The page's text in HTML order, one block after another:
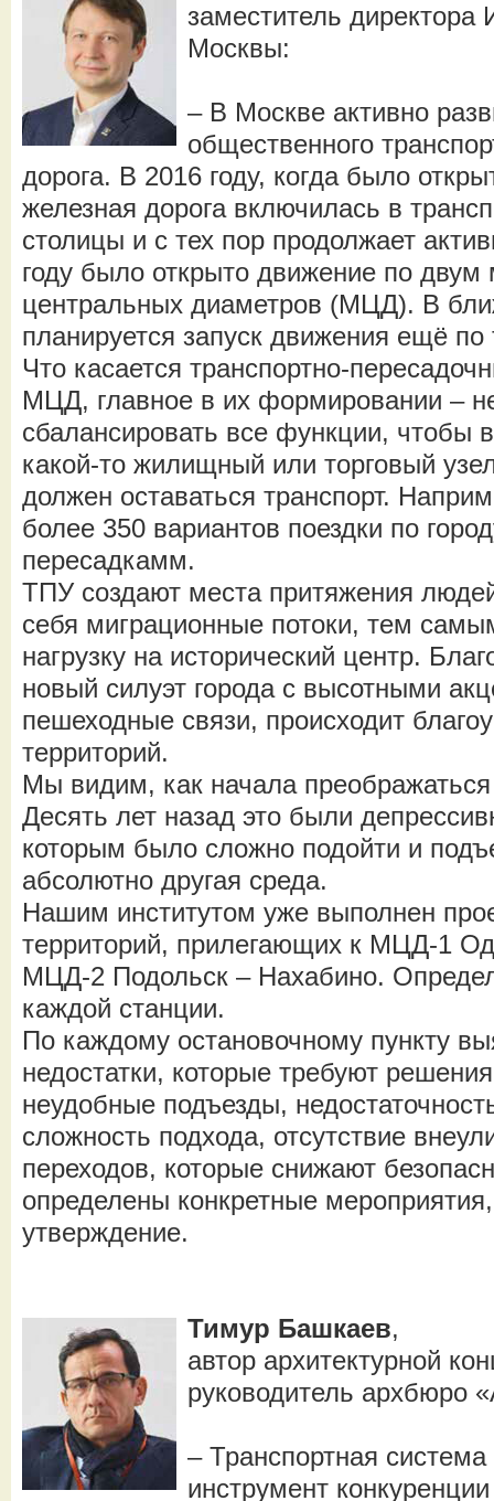
заместитель директора
Москвы:
– В Москве активно
общественного
дорога. В 2016 году, когда было
железная дорога включилась в
столицы и с тех пор продолжает
году было открыто движение по
центральных диаметров (МЦД). В
планируется запуск движения ещё
Что касается транспортно-
МЦД, главное в их формировании –
сбалансировать все функции, чтобы
какой-то жилищный или торговый
должен оставаться транспорт.
более 350 вариантов поездки по
пересадкамм.
ТПУ создают места притяжения
себя миграционные потоки, тем
нагрузку на исторический центр.
новый силуэт города с высотными
пешеходные связи, происходит
территорий.
Мы видим, как начала
Десять лет назад это были
которым было сложно подойти и
абсолютно другая среда.
Нашим институтом уже выполнен
территорий, прилегающих к МЦД-1
МЦД-2 Подольск – Нахабино.
каждой станции.
По каждому остановочному пункту
недостатки, которые требуют
неудобные подъезды,
сложность подхода, отсутствие
переходов, которые снижают
определены конкретные
утверждение.
Тимур Башкаев,
автор архитектурной
руководитель архбюро
– Транспортная
инструмент